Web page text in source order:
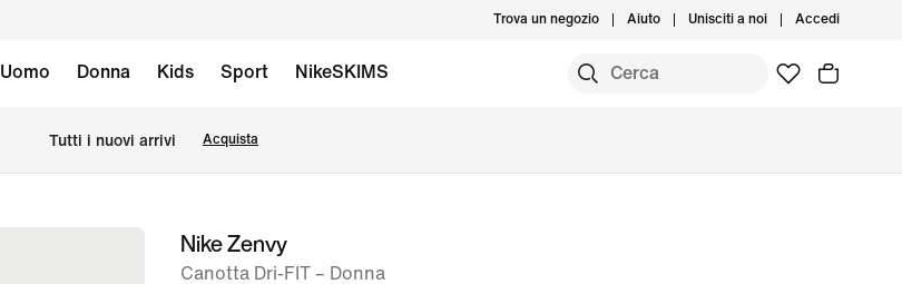
Trova un negozio Aiuto Unisciti a noi Accedi
Uomo Donna Kids Sport NikeSKIMS
Tutti i nuovi arrivi Acquista
immagine
Nike Zenvy
Canotta Dri-FIT – Donna